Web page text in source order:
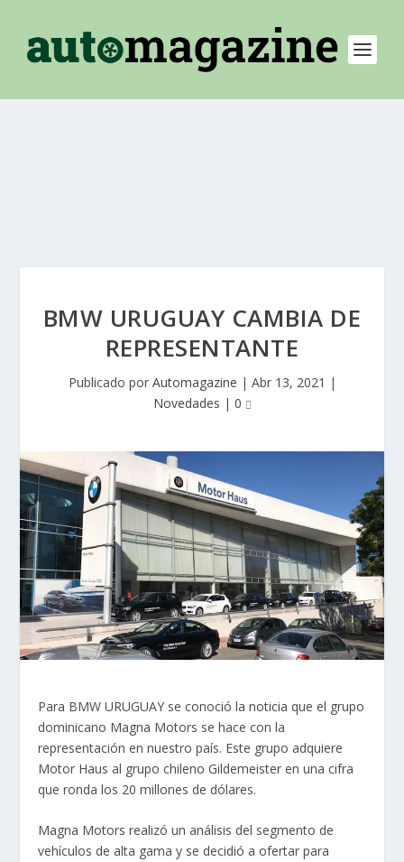
BMW URUGUAY CAMBIA DE
REPRESENTANTE
Publicado por Automagazine | Abr 13, 2021 |
Novedades | 0
Para BMW URUGUAY se conoció la noticia que el grupo
dominicano Magna Motors se hace con la
representación en nuestro país. Este grupo adquiere
Motor Haus al grupo chileno Gildemeister en una cifra
que ronda los 20 millones de dólares.
Magna Motors realizó un análisis del segmento de
vehículos de alta gama y se decidió a ofertar para